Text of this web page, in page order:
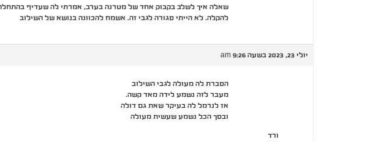
שאלה איך לשלב בקבוק אחד של מטרנה בערב, אמרתי לה שעדיף
להקלה. לא הייתי סגורה לגבי זה. אשמח להכוונה בנושא של השילוב
יולי 23, 2023 בשעה 9:26 am
ורד
הסברת לה מעולה לגבי השילוב
מעבר לזה נשמע לידה מאד קשה.
אז לנרמל לה בעיקר שאת גם דולה
ובסך הכל נשמע שעשית מעולה